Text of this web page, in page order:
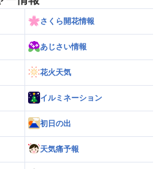
さくら開花情報
あじさい情報
花火天気
イルミネーション
初日の出
天気痛予報